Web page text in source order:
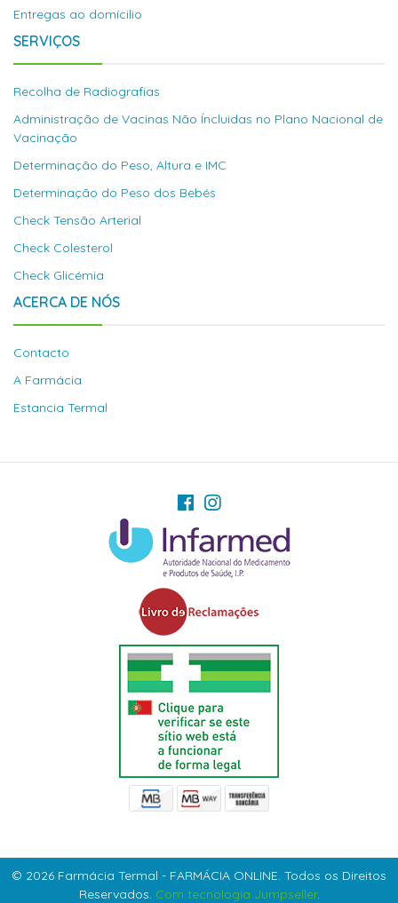
Entregas ao domícilio
SERVIÇOS
Recolha de Radiografias
Administração de Vacinas Não Íncluidas no Plano Nacional de
Vacinação
Determinação do Peso, Altura e IMC
Determinação do Peso dos Bebés
Check Tensão Arterial
Check Colesterol
Check Glicémia
ACERCA DE NÓS
Contacto
A Farmácia
Estancia Termal
© 2026 Farmácia Termal - FARMÁCIA ONLINE. Todos os Direitos
Reservados. Com tecnologia Jumpseller.